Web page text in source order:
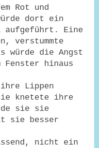
Rot und
dort ein
aufgeführt. Eine
verstummte
würde die Angst
Fenster hinaus
Lippen
knetete ihre
sie sie
sie besser
nicht ein